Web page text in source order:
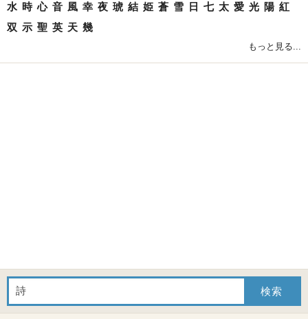
水 時 心 音 風 幸 夜 琥 結 姫 蒼 雪 日 七 太 愛 光 陽 紅
双 示 聖 英 天 幾
もっと見る...